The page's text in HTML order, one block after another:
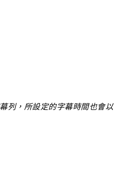
列，所設定的字幕時間也會以